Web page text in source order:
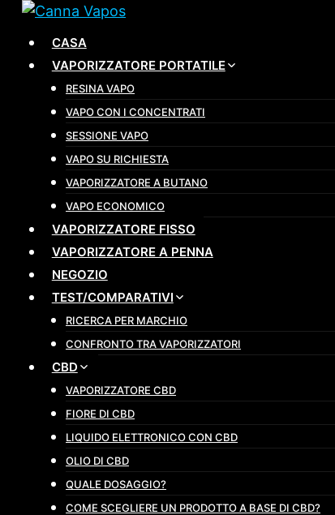
Salta
CASA
VAPORIZZATORE PORTATILE
RESINA VAPO
VAPO CON I CONCENTRATI
SESSIONE VAPO
VAPO SU RICHIESTA
VAPORIZZATORE A BUTANO
VAPO ECONOMICO
VAPORIZZATORE FISSO
VAPORIZZATORE A PENNA
NEGOZIO
TEST/COMPARATIVI
RICERCA PER MARCHIO
CONFRONTO TRA VAPORIZZATORI
CBD
VAPORIZZATORE CBD
FIORE DI CBD
LIQUIDO ELETTRONICO CON CBD
OLIO DI CBD
QUALE DOSAGGIO?
COME SCEGLIERE UN PRODOTTO A BASE DI CBD?